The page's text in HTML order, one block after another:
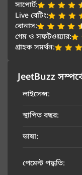
সাপোর্ট:
Live বেটিং:
বোনাস:
গেম ও সফটওয়্যার:
গ্রাহক সমর্থন:
JeetBuzz
লাইসেন্স:
স্থাপিত বছর:
ভাষা:
পেমেন্ট পদ্ধতি: